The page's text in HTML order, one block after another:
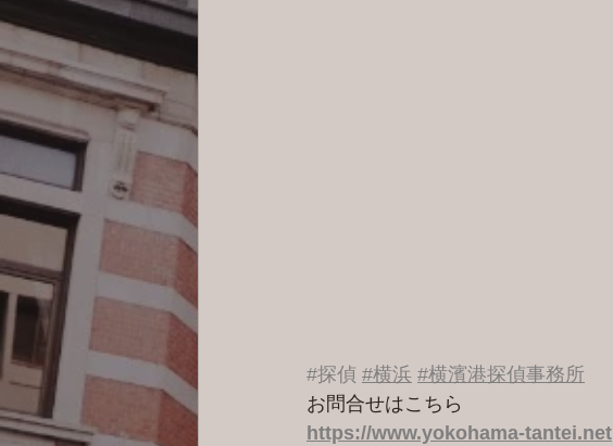
#探偵 #横浜 #横濱港探偵事務所
お問合せはこちら
https://www.yokohama-tantei.net